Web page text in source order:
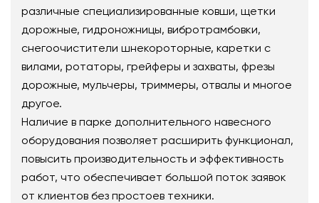
различные специализированные ковши, щетки
дорожные, гидроножницы, вибротрамбовки,
снегоочистители шнекороторные, каретки с
вилами, ротаторы, грейферы и захваты, фрезы
дорожные, мульчеры, триммеры, отвалы и многое
другое.
Наличие в парке дополнительного навесного
оборудования позволяет расширить функционал,
повысить производительность и эффективность
работ, что обеспечивает большой поток заявок
от клиентов без простоев техники.